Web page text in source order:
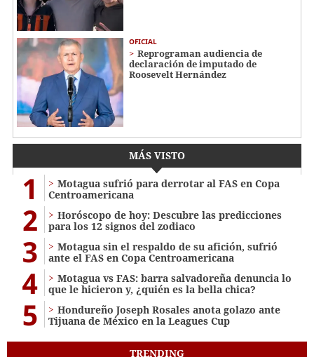
OFICIAL
Reprograman audiencia de
declaración de imputado de
Roosevelt Hernández
MÁS VISTO
1
Motagua sufrió para derrotar al FAS en Copa
Centroamericana
2
Horóscopo de hoy: Descubre las predicciones
para los 12 signos del zodiaco
3
Motagua sin el respaldo de su afición, sufrió
ante el FAS en Copa Centroamericana
4
Motagua vs FAS: barra salvadoreña denuncia lo
que le hicieron y, ¿quién es la bella chica?
5
Hondureño Joseph Rosales anota golazo ante
Tijuana de México en la Leagues Cup
TRENDING